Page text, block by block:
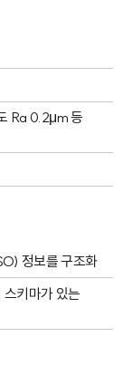
Ra 0.2μm 등
정보를 구조화
키마가 있는